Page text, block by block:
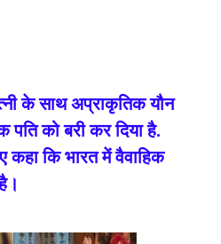
के साथ अप्राकृतिक यौन
को बरी कर दिया है.
कहा कि भारत में वैवाहिक